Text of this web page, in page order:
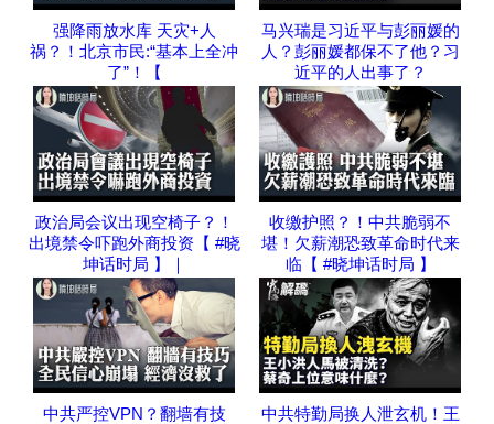
强降雨放水库 天灾+人
祸？！北京市民:“基本上全冲
了”！【
马兴瑞是习近平与彭丽媛的
人？彭丽媛都保不了他？习
近平的人出事了？
政治局会议出现空椅子？！
出境禁令吓跑外商投资【 #晓
坤话时局 】｜
收缴护照？！中共脆弱不
堪！欠薪潮恐致革命时代来
临【 #晓坤话时局 】
中共严控VPN？翻墙有技
中共特勤局换人泄玄机！王